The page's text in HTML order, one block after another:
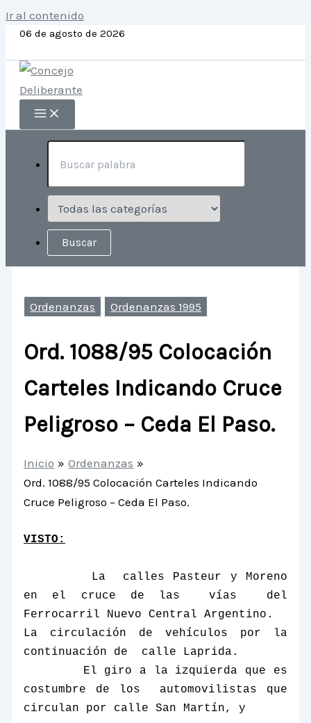
Ir al contenido
06 de agosto de 2026
Ordenanzas Ordenanzas 1995
Ord. 1088/95 Colocación
Carteles Indicando Cruce
Peligroso – Ceda El Paso.
Inicio
Ordenanzas
Ord. 1088/95 Colocación Carteles Indicando
Cruce Peligroso – Ceda El Paso.
VISTO:
La
calles Pasteur y Moreno
en el cruce de las
vías
del
Ferrocarril Nuevo Central Argentino.
La circulación de vehículos por la
continuación de
calle Laprida.
El giro a la izquierda que es
costumbre de los
automovilistas que
circulan por calle San Martín, y